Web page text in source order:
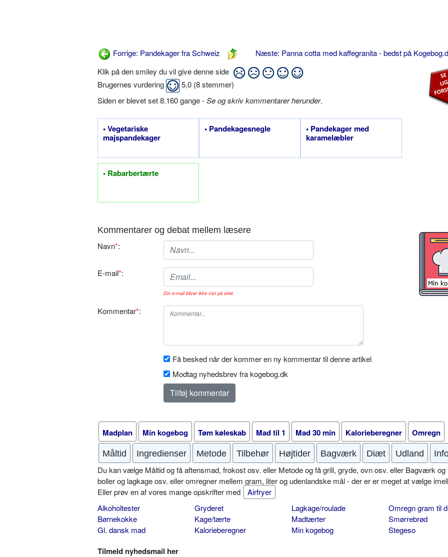
Forrige: Pandekager fra Schweiz
Næste: Panna cotta med kaffegranita - bedst på
Klik på den smiley du vil give denne side
Brugernes vurdering
5,0 (8stemmer)
Siden er blevet set 8.160 gange -Se og skriv kommentarer herunder.
• Vegetariske
majspandekager
• Pandekagesnegle
• Pandekager med
karamelæbler
• Rabarbertærte
Kommentarer og debat mellem læsere
Navn*:
E-mail*:
Din e-mail bliver ikke vist på sitet.
Kommentar*:
Få besked når der kommer en ny kommentar til denne artikel
Modtag nyhedsbrev fra kogebog.dk
Madplan Min kogebog Tøm køleskab Mad til 1 Mad 30 min Kalorieberegner Omregn
Måltid Ingredienser Metode Tilbehør Højtider Bagværk Diæt Udland
Du kan vælge Måltid og få aftensmad, frokost osv. eller Metode og få grill, gryde, ovn osv. eller Bagværk og
boller og lagkage osv. eller omregner mellem gram, liter og udenlandske mål - der er er meget at vælge
Eller prøv en af vores mange opskrifter med
Airfryer
Alkoholtester
Børnekokke
Gl. dansk mad
Gryderet
Kage/tærte
Kalorieberegner
Lagkage/roulade
Madtærter
Min kogebog
Omregn gram til
Smørrebrød
Stegeso
Tilmeld nyhedsmail her